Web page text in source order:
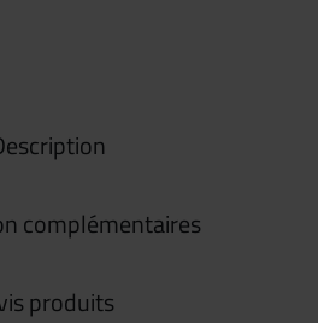
complémentaires
produits